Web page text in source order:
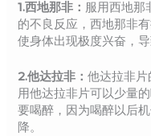
1.西地那非： 服用西地那
的不良反应，西地那非
使身体出现极度兴奋，导
2.他达拉非：他达拉非
用他达拉非片可以少量
要喝醉，因为喝醉以后
降。